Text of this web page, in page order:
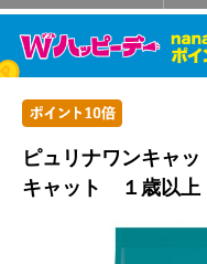
ピュリナワンキャ
キャット １歳以